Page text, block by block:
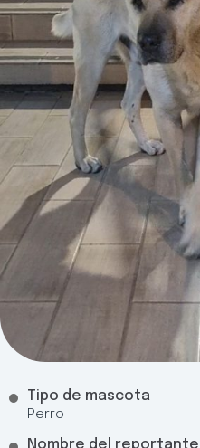
Tipo de mascota
Perro